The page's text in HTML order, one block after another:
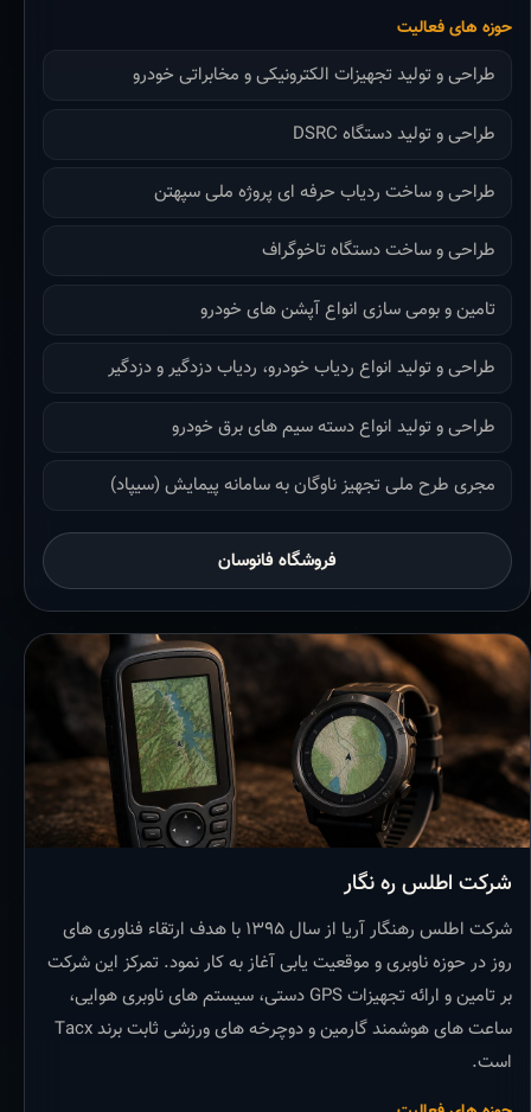
حوزه های فعالیت
طراحی و تولید تجهیزات الکترونیکی و مخابراتی خودرو
طراحی و تولید دستگاه DSRC
طراحی و ساخت ردیاب حرفه ای پروژه ملی سپهتن
طراحی و ساخت دستگاه تاخوگراف
تامین و بومی سازی انواع آپشن های خودرو
طراحی و تولید انواع ردیاب خودرو، ردیاب دزدگیر و دزدگیر
طراحی و تولید انواع دسته سیم های برق خودرو
مجری طرح ملی تجهیز ناوگان به سامانه پیمایش (سیپاد)
فروشگاه فانوسان
شرکت اطلس ره نگار
شرکت اطلس رهنگار آریا از سال ۱۳۹۵ با هدف ارتقاء فناوری های
روز در حوزه ناوبری و موقعیت یابی آغاز به کار نمود. تمرکز این شرکت
بر تامین و ارائه تجهیزات GPS دستی، سیستم های ناوبری هوایی،
ساعت های هوشمند گارمین و دوچرخه های ورزشی ثابت برند Tacx
است.